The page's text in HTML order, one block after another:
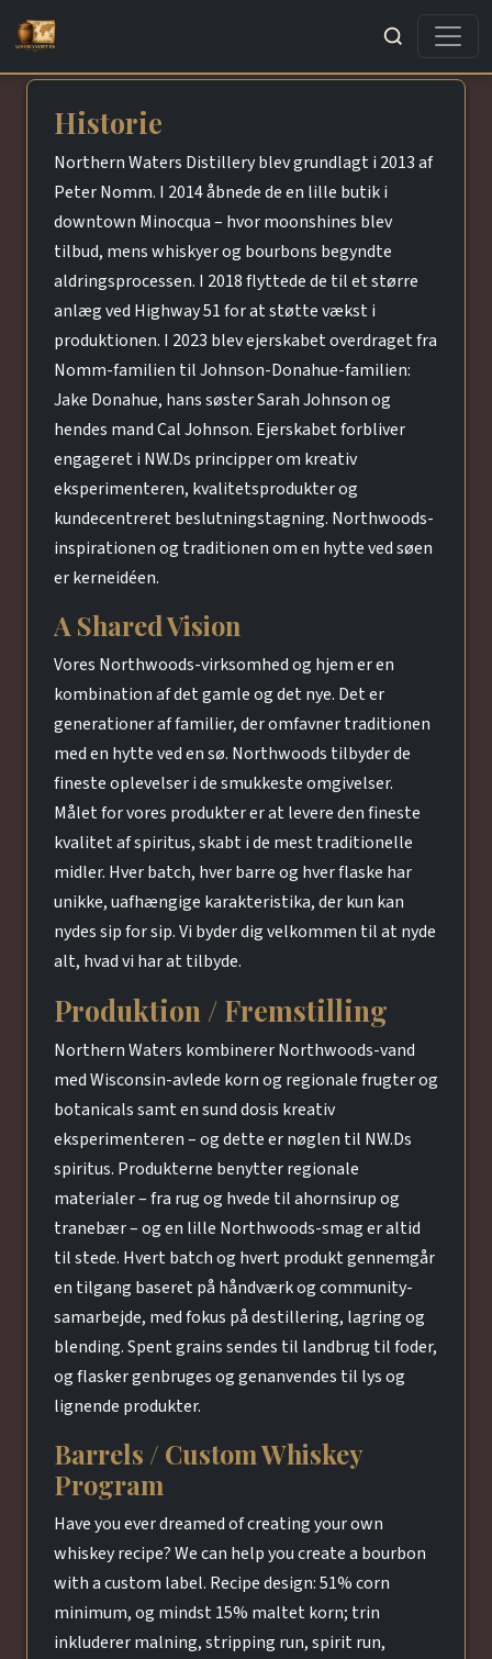
Søg
Historie
Northern Waters Distillery blev grundlagt i 2013 af
Peter Nomm. I 2014 åbnede de en lille butik i
downtown Minocqua – hvor moonshines blev
tilbud, mens whiskyer og bourbons begyndte
aldringsprocessen. I 2018 flyttede de til et større
anlæg ved Highway 51 for at støtte vækst i
produktionen. I 2023 blev ejerskabet overdraget fra
Nomm-familien til Johnson-Donahue-familien:
Jake Donahue, hans søster Sarah Johnson og
hendes mand Cal Johnson. Ejerskabet forbliver
engageret i NW.Ds principper om kreativ
eksperimenteren, kvalitetsprodukter og
kundecentreret beslutningstagning. Northwoods-
inspirationen og traditionen om en hytte ved søen
er kerneidéen.
A Shared Vision
Vores Northwoods-virksomhed og hjem er en
kombination af det gamle og det nye. Det er
generationer af familier, der omfavner traditionen
med en hytte ved en sø. Northwoods tilbyder de
fineste oplevelser i de smukkeste omgivelser.
Målet for vores produkter er at levere den fineste
kvalitet af spiritus, skabt i de mest traditionelle
midler. Hver batch, hver barre og hver flaske har
unikke, uafhængige karakteristika, der kun kan
nydes sip for sip. Vi byder dig velkommen til at nyde
alt, hvad vi har at tilbyde.
Produktion / Fremstilling
Northern Waters kombinerer Northwoods-vand
med Wisconsin-avlede korn og regionale frugter og
botanicals samt en sund dosis kreativ
eksperimenteren – og dette er nøglen til NW.Ds
spiritus. Produkterne benytter regionale
materialer – fra rug og hvede til ahornsirup og
tranebær – og en lille Northwoods-smag er altid
til stede. Hvert batch og hvert produkt gennemgår
en tilgang baseret på håndværk og community-
samarbejde, med fokus på destillering, lagring og
blending. Spent grains sendes til landbrug til foder,
og flasker genbruges og genanvendes til lys og
lignende produkter.
Barrels / Custom Whiskey
Program
Have you ever dreamed of creating your own
whiskey recipe? We can help you create a bourbon
with a custom label. Recipe design: 51% corn
minimum, og mindst 15% maltet korn; trin
inkluderer malning, stripping run, spirit run,